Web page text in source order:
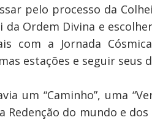
pelo processo da
da Ordem Divina e
com a Jornada
estações e seguir seus
um “Caminho”, uma
Redenção do mundo e